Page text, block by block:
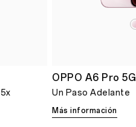
OPPO A6 Pro 5G
Un Paso Adelante
Más información